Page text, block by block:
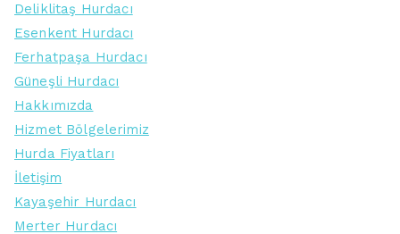
Deliklitaş Hurdacı
Esenkent Hurdacı
Ferhatpaşa Hurdacı
Güneşli Hurdacı
Hakkımızda
Hizmet Bölgelerimiz
Hurda Fiyatları
İletişim
Kayaşehir Hurdacı
Merter Hurdacı